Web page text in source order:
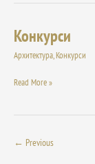
Конкурси
Архитектура,Конкурси
Конкурси
Read More »
← Previous